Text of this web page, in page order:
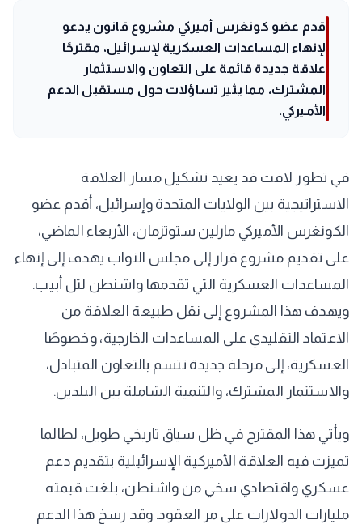
قدم عضو كونغرس أميركي مشروع قانون يدعو
لإنهاء المساعدات العسكرية لإسرائيل، مقترحًا
علاقة جديدة قائمة على التعاون والاستثمار
المشترك، مما يثير تساؤلات حول مستقبل الدعم
الأميركي.
في تطور لافت قد يعيد تشكيل مسار العلاقة
الاستراتيجية بين الولايات المتحدة وإسرائيل، أقدم عضو
الكونغرس الأميركي مارلين ستوتزمان، الأربعاء الماضي،
على تقديم مشروع قرار إلى مجلس النواب يهدف إلى إنهاء
المساعدات العسكرية التي تقدمها واشنطن لتل أبيب.
ويهدف هذا المشروع إلى نقل طبيعة العلاقة من
الاعتماد التقليدي على المساعدات الخارجية، وخصوصًا
العسكرية، إلى مرحلة جديدة تتسم بالتعاون المتبادل،
والاستثمار المشترك، والتنمية الشاملة بين البلدين.
ويأتي هذا المقترح في ظل سياق تاريخي طويل، لطالما
تميزت فيه العلاقة الأميركية الإسرائيلية بتقديم دعم
عسكري واقتصادي سخي من واشنطن، بلغت قيمته
مليارات الدولارات على مر العقود. وقد رسخ هذا الدعم